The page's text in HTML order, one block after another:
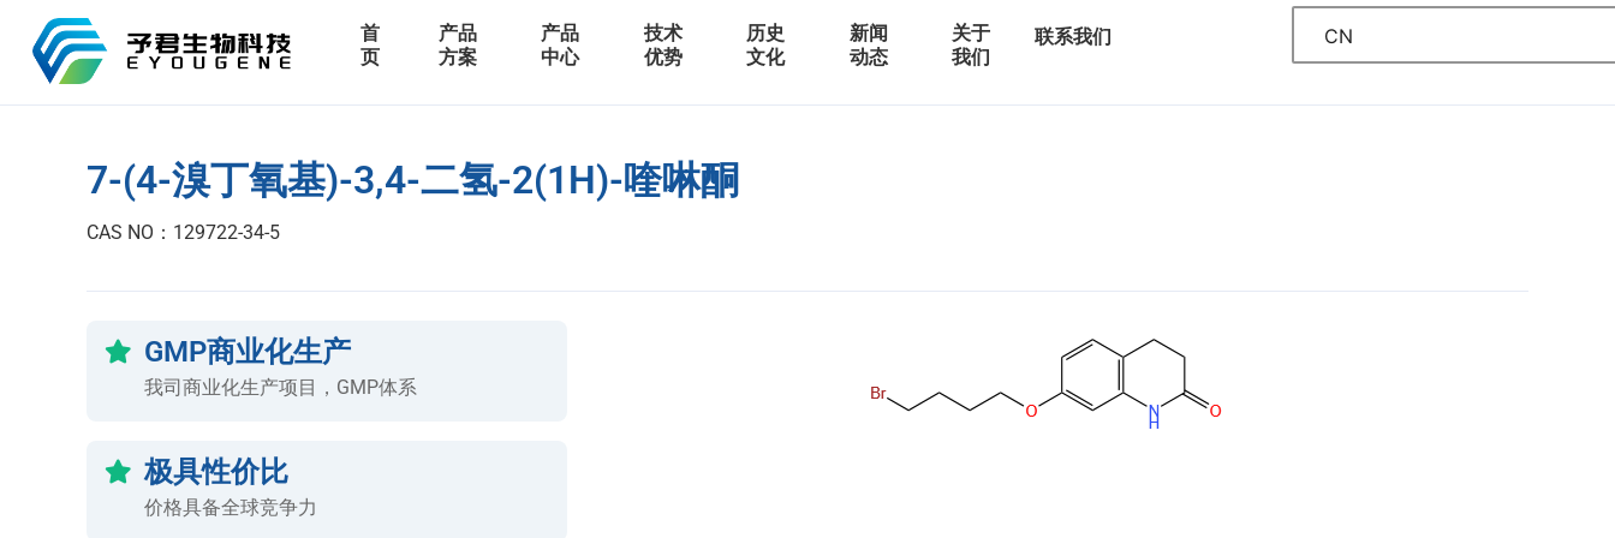
首
页
产品
方案
产品
中心
技术
优势
历史
文化
新闻
动态
关于
我们
联系我们 CN
7-(4-溴丁氧基)-3,4-二氢-2(1H)-喹啉酮
CAS NO：129722-34-5
GMP商业化生产
我司商业化生产项目，GMP体系
极具性价比
价格具备全球竞争力